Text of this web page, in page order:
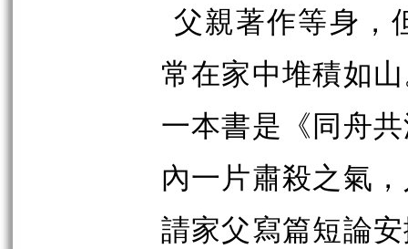
父親著作等身，
常在家中堆積如
一本書是《同舟
內一片肅殺之氣
請家父寫篇短論